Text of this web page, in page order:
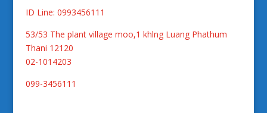
ID Line: 0993456111
53/53 The plant village moo,1 khlng Luang Phathum
Thani 12120
02-1014203
099-3456111